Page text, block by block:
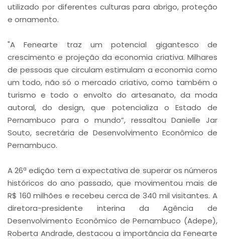
utilizado por diferentes culturas para abrigo, proteção
e ornamento.
"A Fenearte traz um potencial gigantesco de
crescimento e projeção da economia criativa. Milhares
de pessoas que circulam estimulam a economia como
um todo, não só o mercado criativo, como também o
turismo e todo o envolto do artesanato, da moda
autoral, do design, que potencializa o Estado de
Pernambuco para o mundo”, ressaltou Danielle Jar
Souto, secretária de Desenvolvimento Econômico de
Pernambuco.
A 26ª edição tem a expectativa de superar os números
históricos do ano passado, que movimentou mais de
R$ 160 milhões e recebeu cerca de 340 mil visitantes. A
diretora-presidente interina da Agência de
Desenvolvimento Econômico de Pernambuco (Adepe),
Roberta Andrade, destacou a importância da Fenearte